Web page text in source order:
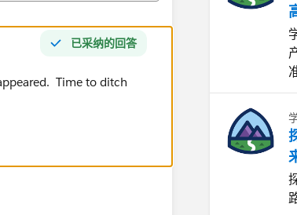
已采纳的回答
Time to ditch